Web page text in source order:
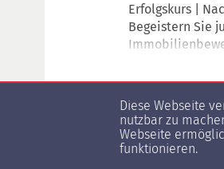
Erfolgskurs |
Begeistern Sie
Landlust? |
mit deutlichem
ESG-/
Diese Webseite
nutzbar zu
Webseite
funktionieren.